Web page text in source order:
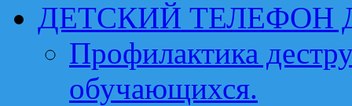
ДЕТСКИЙ ТЕЛЕФОН
Профилактика
обучающихся.